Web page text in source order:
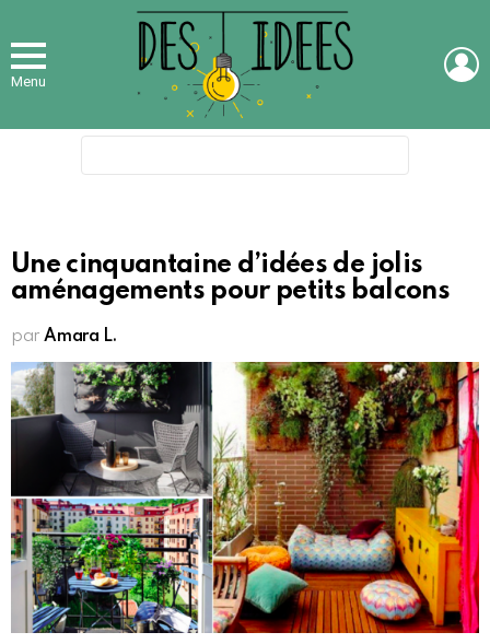
Menu
Une cinquantaine d’idées de jolis
aménagements pour petits balcons
par Amara L.